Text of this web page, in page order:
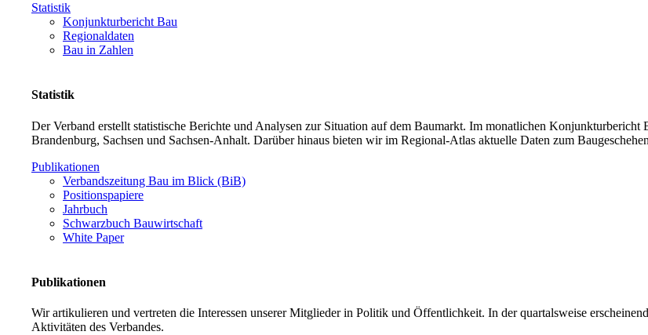
Statistik
Konjunkturbericht Bau
Regionaldaten
Bau in Zahlen
Statistik
Der Verband erstellt statistische Berichte und Analysen zur Situation auf dem Baumarkt. Im monatlichen
Brandenburg, Sachsen und Sachsen-Anhalt. Darüber hinaus bieten wir im Regional-Atlas aktuelle Daten zum
Publikationen
Verbandszeitung Bau im Blick (BiB)
Positionspapiere
Jahrbuch
Schwarzbuch Bauwirtschaft
White Paper
Publikationen
Wir artikulieren und vertreten die Interessen unserer Mitglieder in Politik und Öffentlichkeit. In der quartalsweise
Aktivitäten des Verbandes.